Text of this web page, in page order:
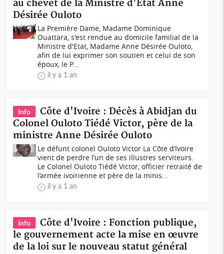
au chevet de la Ministre d'Etat Anne
Désirée Ouloto
La Première Dame, Madame Dominique
Ouattara, s'est rendue au domicile familial de la
Ministre d'Etat, Madame Anne Désirée Ouloto,
afin de lui exprimer son soutien et celui de son
époux, le P...
il y a 1 an
Info
Côte d'Ivoire : Décès à Abidjan du
Colonel Ouloto Tiédé Victor, père de la
ministre Anne Désirée Ouloto
Le défunt colonel Ouloto Victor La Côte d’Ivoire
vient de perdre l’un de ses illustres serviteurs.
Le Colonel Ouloto Tiédé Victor, officier retraité de
l’armée ivoirienne et père de la minis...
il y a 1 an
Info
Côte d'Ivoire : Fonction publique,
le gouvernement acte la mise en œuvre
de la loi sur le nouveau statut général